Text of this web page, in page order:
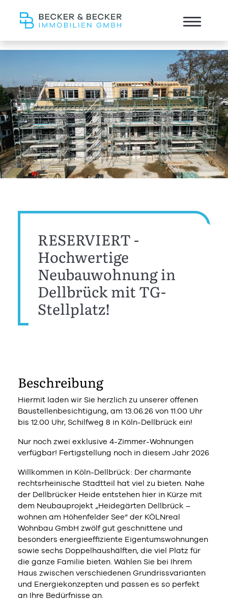
RESERVIERT -
Hochwertige
Neubauwohnung in
Dellbrück mit TG-
Stellplatz!
Beschreibung
Hiermit laden wir Sie herzlich zu unserer offenen
Baustellenbesichtigung, am 13.06.26 von 11.00 Uhr
bis 12.00 Uhr, Schilfweg 8 in Köln-Dellbrück ein!
Nur noch zwei exklusive 4-Zimmer-Wohnungen
verfügbar! Fertigstellung noch in diesem Jahr 2026
Willkommen in Köln-Dellbrück: Der charmante
rechtsrheinische Stadtteil hat viel zu bieten. Nahe
der Dellbrücker Heide entstehen hier in Kürze mit
dem Neubauprojekt „Heidegärten Dellbrück –
wohnen am Höhenfelder See“ der KÖLNreal
Wohnbau GmbH zwölf gut geschnittene und
besonders energieeffiziente Eigentumswohnungen
sowie sechs Doppelhaushälften, die viel Platz für
die ganze Familie bieten. Wählen Sie bei Ihrem
Haus zwischen verschiedenen Grundrissvarianten
und Energiekonzepten und passen es so perfekt
an Ihre Bedürfnisse an.